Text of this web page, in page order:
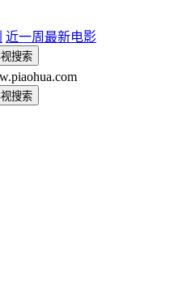
近一周最新电影